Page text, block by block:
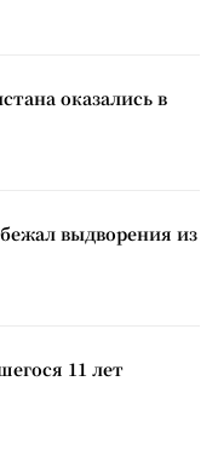
оказались в
выдворения из
11 лет